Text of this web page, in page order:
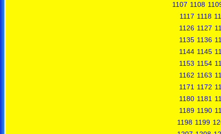
1107 1108
1117 1118
1126 1127
1135 1136
1144 1145
1153 1154
1162 1163
1171 1172
1180 1181
1189 1190
1198 1199